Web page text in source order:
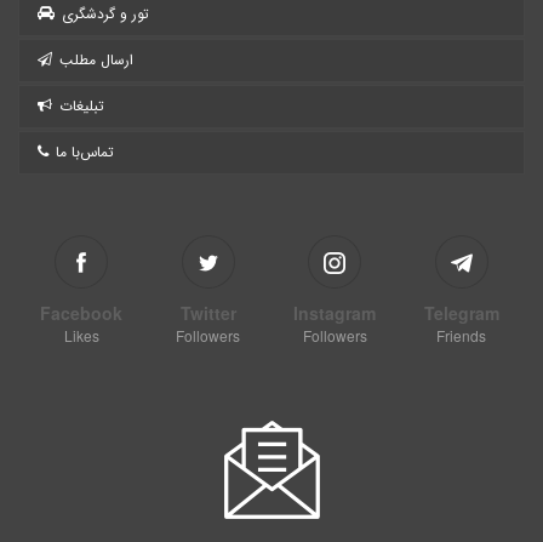
تور و گردشگری
ارسال مطلب
تبلیغات
تماس‌با ما
Facebook
Likes
Twitter
Followers
Instagram
Followers
Telegram
Friends